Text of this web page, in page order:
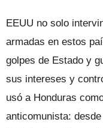
EEUU no solo
armadas en estos
golpes de Estado y
sus intereses y
usó a Hondu­ras
anticomunista: